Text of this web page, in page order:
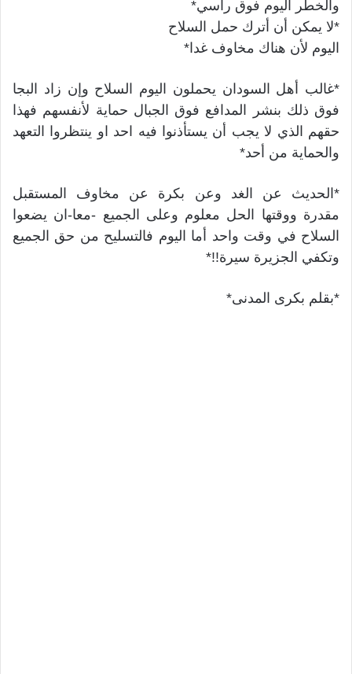
والخطر اليوم فوق راسي*
*لا يمكن أن أترك حمل السلاح
اليوم لأن هناك مخاوف غدا*
*غالب أهل السودان يحملون اليوم السلاح وإن زاد البجا
فوق ذلك بنشر المدافع فوق الجبال حماية لأنفسهم فهذا
حقهم الذي لا يجب أن يستأذنوا فيه احد او ينتظروا التعهد
والحماية من أحد*
*الحديث عن الغد وعن بكرة عن مخاوف المستقبل
مقدرة ووقتها الحل معلوم وعلى الجميع -معا-ان يضعوا
السلاح في وقت واحد أما اليوم فالتسليح من حق الجميع
وتكفي الجزيرة سيرة!!*
*بقلم بكرى المدنى*